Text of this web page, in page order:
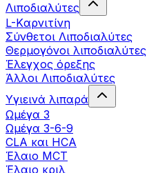
Λιποδιαλύτες
L-Kαρνιτίνη
Σύνθετοι Λιποδιαλύτες
Θερμογόνοι λιποδιαλύτες
Έλεγχος όρεξης
Άλλοι Λιποδιαλύτες
Υγιεινά λιπαρά
Ωμέγα 3
Ωμέγα 3-6-9
CLA και HCA
Έλαιο MCT
Έλαιο κριλ